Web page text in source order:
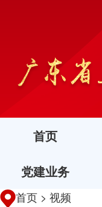
首页
党建业务
首页 > 视频